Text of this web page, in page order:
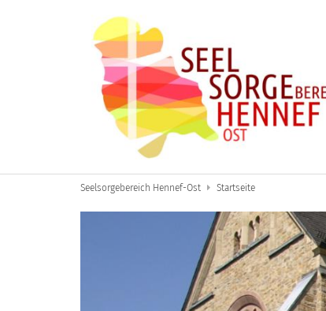
Seelsorgebereich Hennef-Ost Startseite